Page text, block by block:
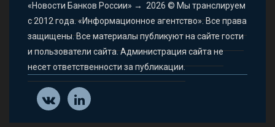
«Новости Банков России» → 2026 © Мы транслируем
с 2012 года. «Информационное агентство». Все права
защищены. Все материалы публикуют на сайте гости
и пользователи сайта. Администрация сайта не
несет ответственности за публикации.